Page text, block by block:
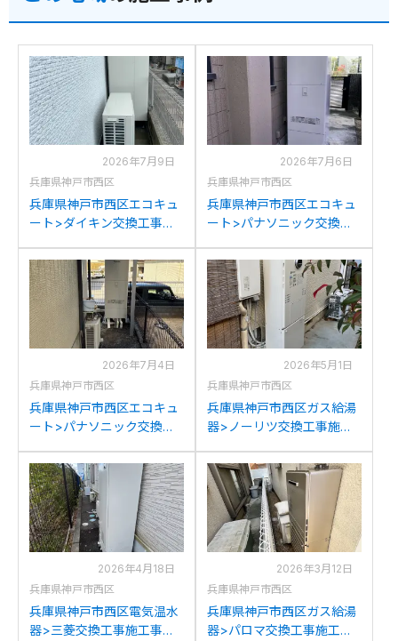
2026年7月9日
兵庫県神戸市西区
兵庫県神戸市西区エコキュ
ート>ダイキン交換工事施
TU37MSVからダイキン
EQA37ZSVへの交換
2026年7月6日
兵庫県神戸市西区
兵庫県神戸市西区エコキュ
ート>パナソニック交換工
HE-K37BQSからパナソニ
ックHE-S37LQSへの交換
2026年7月4日
兵庫県神戸市西区
兵庫県神戸市西区エコキュ
ート>パナソニック交換工
HE-K46AQからパナソニッ
クHE-S37LQSへの交換
2026年5月1日
兵庫県神戸市西区
兵庫県神戸市西区ガス給湯
器>ノーリツ交換工事施工
C2439AWX3Hからノーリ
ツGTH-C2461AW3H-1BLへ
の交換
2026年4月18日
兵庫県神戸市西区
兵庫県神戸市西区電気温水
器>三菱交換工事施工事
2026年3月12日
兵庫県神戸市西区
兵庫県神戸市西区ガス給湯
器>パロマ交換工事施工事